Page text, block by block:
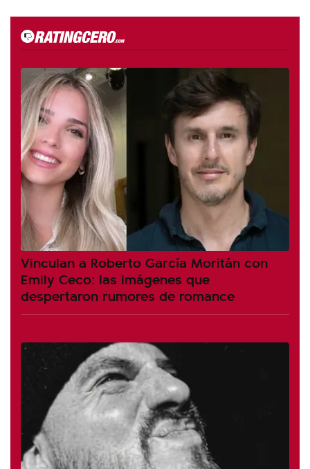
Vinculan a Roberto García Moritán con
Emily Ceco: las imágenes que
despertaron rumores de romance